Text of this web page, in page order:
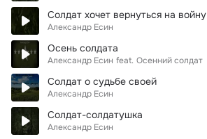
Солдат хочет вернуться на войну
Александр Есин
Осень солдата
Александр Есин feat. Осенний солдат
Солдат о судьбе своей
Александр Есин
Солдат-солдатушка
Александр Есин